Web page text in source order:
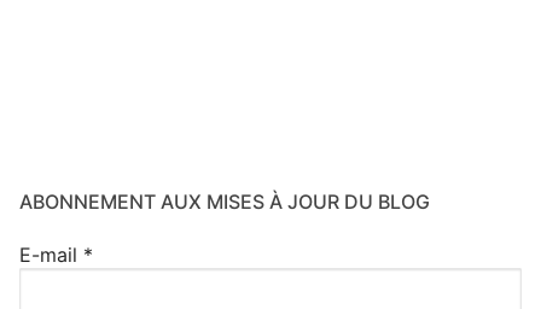
ABONNEMENT AUX MISES À JOUR DU BLOG
E-mail *